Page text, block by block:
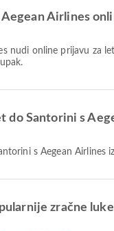
Airlines
do Santorini s
s Aegean Airlines
zračne